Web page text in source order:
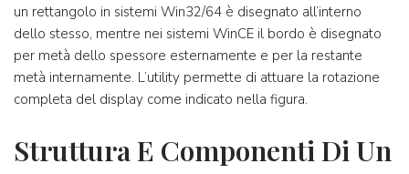
un rettangolo in sistemi Win32/64 è disegnato all’interno
dello stesso, mentre nei sistemi WinCE il bordo è disegnato
per metà dello spessore esternamente e per la restante
metà internamente. L’utility permette di attuare la rotazione
completa del display come indicato nella figura.
Struttura E Componenti Di Un